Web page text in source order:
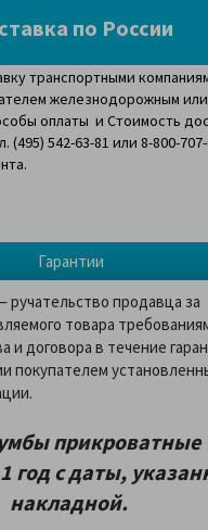
Гарантии
по России
транспортными
железнодорожным или
оплаты и Стоимость
(495) 542-63-81 или 8-800-
ручательство продавца за
товара
и договора в течение
покупателем
прикроватные
год с даты,
накладной.